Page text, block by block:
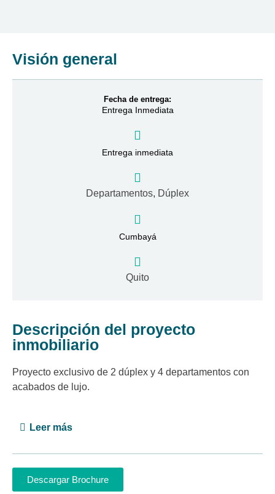
Visión general
Fecha de entrega:
Entrega Inmediata
Entrega inmediata
Departamentos, Dúplex
Cumbayá
Quito
Descripción del proyecto
inmobiliario
Proyecto exclusivo de 2 dúplex y 4 departamentos con
acabados de lujo.
Leer más
Descargar Brochure